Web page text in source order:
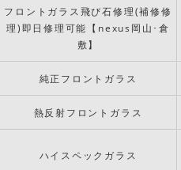
フロントガラス飛び石修理(補修修
理)即日修理可能【nexus岡山･倉
敷】
純正フロントガラス
熱反射フロントガラス
ハイスペックガラス